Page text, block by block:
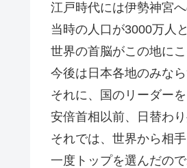
江戸時代には伊勢神宮
当時の人口が3000万人
世界の首脳がこの地に
今後は日本各地のみな
それに、国のリーダー
安倍首相以前、日替わ
それでは、世界から相
一度トップを選んだの